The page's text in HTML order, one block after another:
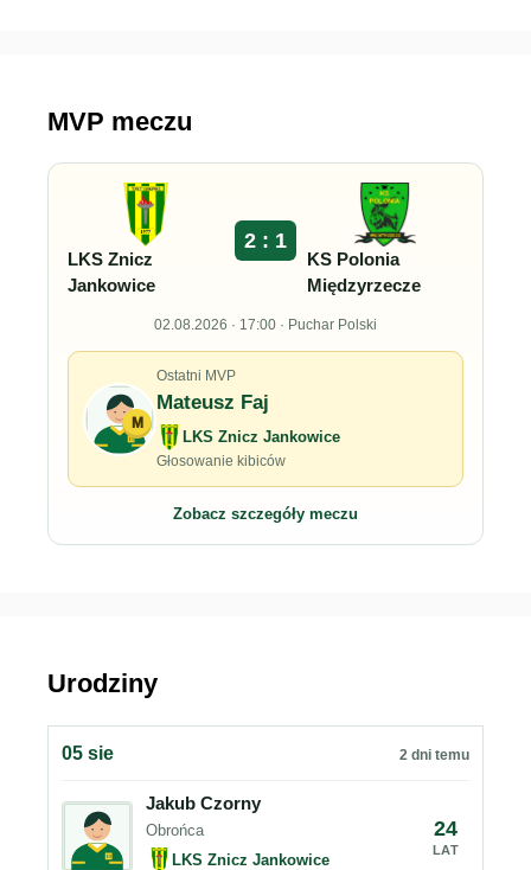
MVP meczu
LKS Znicz
Jankowice
2 : 1
KS Polonia
Międzyrzecze
02.08.2026 · 17:00 · Puchar Polski
M
Ostatni MVP
Mateusz Faj
LKS Znicz Jankowice
Głosowanie kibiców
Zobacz szczegóły meczu
Urodziny
05 sie 2 dni temu
Jakub Czorny
Obrońca
LKS Znicz Jankowice
24
LAT